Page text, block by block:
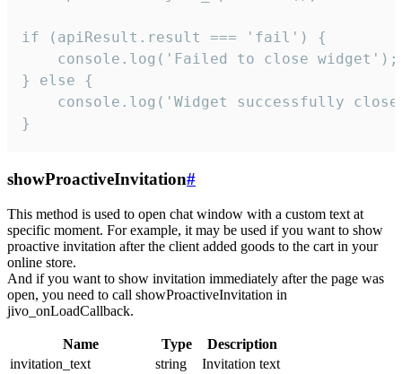
if (apiResult.result === 'fail') {
    console.log('Failed to close widget');
} else {
console.log('Widget successfully
}
showProactiveInvitation#
This method is used to open chat window with a custom text at
specific moment. For example, it may be used if you want to show
proactive invitation after the client added goods to the cart in your
online store.
And if you want to show invitation immediately after the page was
open, you need to call showProactiveInvitation in
jivo_onLoadCallback.
Name Type
Description
invitation_text
string
Invitation text